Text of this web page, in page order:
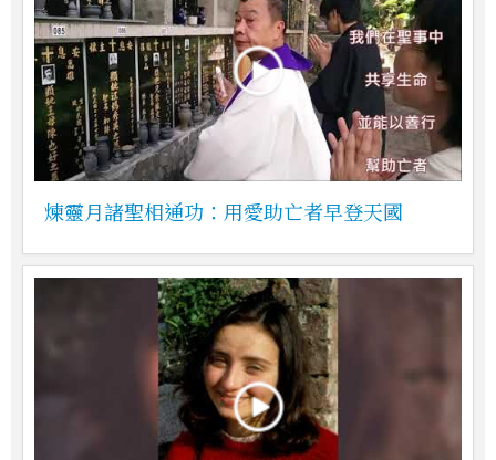
煉靈月諸聖相通功：用愛助亡者早登天國